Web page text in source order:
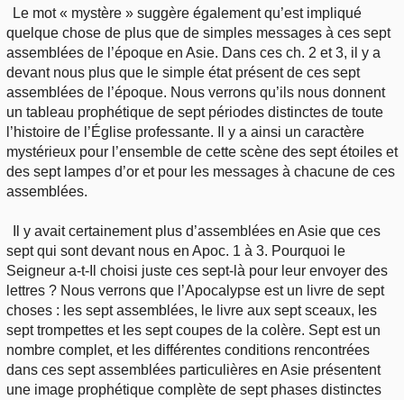
Le mot « mystère » suggère également qu’est impliqué
quelque chose de plus que de simples messages à ces sept
assemblées de l’époque en Asie. Dans ces ch. 2 et 3, il y a
devant nous plus que le simple état présent de ces sept
assemblées de l’époque. Nous verrons qu’ils nous donnent
un tableau prophétique de sept périodes distinctes de toute
l’histoire de l’Église professante. Il y a ainsi un caractère
mystérieux pour l’ensemble de cette scène des sept étoiles et
des sept lampes d’or et pour les messages à chacune de ces
assemblées.
Il y avait certainement plus d’assemblées en Asie que ces
sept qui sont devant nous en Apoc. 1 à 3. Pourquoi le
Seigneur a-t-Il choisi juste ces sept-là pour leur envoyer des
lettres ? Nous verrons que l’Apocalypse est un livre de sept
choses : les sept assemblées, le livre aux sept sceaux, les
sept trompettes et les sept coupes de la colère. Sept est un
nombre complet, et les différentes conditions rencontrées
dans ces sept assemblées particulières en Asie présentent
une image prophétique complète de sept phases distinctes